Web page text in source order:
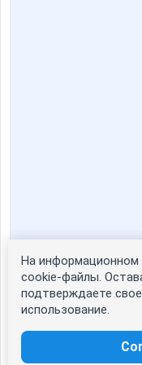
Статистика портрета:
сейчас просматривают
зарегистрированные
На информационном
cookie-файлы.
подтверждаете свое
использование.